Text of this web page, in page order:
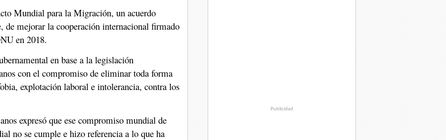
Mundial para la Migración, un acuerdo
de mejorar la cooperación internacional firmado
en 2018.
en base a la legislación
con el compromiso de eliminar toda forma
explotación laboral e intolerancia, contra los
expresó que ese compromiso mundial de
no se cumple e hizo referencia a lo que ha
Publicidad